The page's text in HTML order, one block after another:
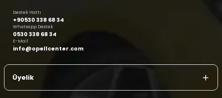
Destek Hattı
+90530 338 68 34
Whatsapp Destek
0530 338 68 34
E-Mail
info@opellcenter.com
Üyelik